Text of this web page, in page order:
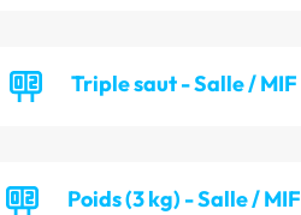
Triple saut - Salle / MIF
Poids (3 kg) - Salle / MIF